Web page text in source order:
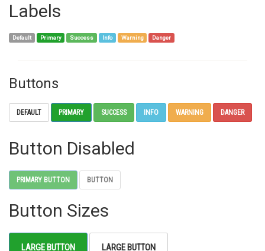
Labels
Default Primary Success Info Warning Danger
Buttons
DEFAULT PRIMARY SUCCESS INFO WARNING DANGER
Button Disabled
PRIMARY BUTTON BUTTON
Button Sizes
LARGE BUTTON LARGE BUTTON